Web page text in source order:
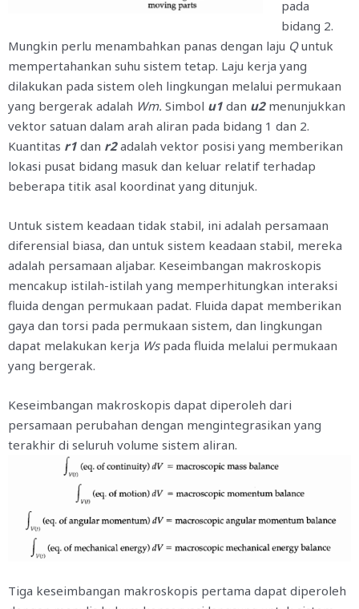
pada
bidang 2.
Mungkin perlu menambahkan panas dengan laju Quntuk
mempertahankan suhu sistem tetap. Laju kerja yang
dilakukan pada sistem oleh lingkungan melalui permukaan
yang bergerak adalah Wm. Simbol u1 dan u2menunjukkan
vektor satuan dalam arah aliran pada bidang 1 dan 2.
Kuantitas r1 dan r2adalah vektor posisi yang memberikan
lokasi pusat bidang masuk dan keluar relatif terhadap
beberapa titik asal koordinat yang ditunjuk.
Untuk sistem keadaan tidak stabil, ini adalah persamaan
diferensial biasa, dan untuk sistem keadaan stabil, mereka
adalah persamaan aljabar. Keseimbangan makroskopis
mencakup istilah-istilah yang memperhitungkan interaksi
fluida dengan permukaan padat. Fluida dapat memberikan
gaya dan torsi pada permukaan sistem, dan lingkungan
dapat melakukan kerja Wspada fluida melalui permukaan
yang bergerak.
Keseimbangan makroskopis dapat diperoleh dari
persamaan perubahan dengan mengintegrasikan yang
terakhir di seluruh volume sistem aliran.
Tiga keseimbangan makroskopis pertama dapat diperoleh